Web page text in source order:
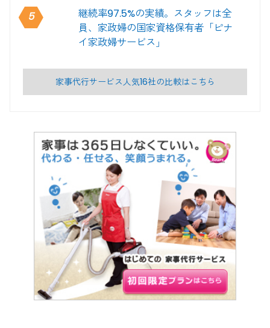
5
継続率97.5%の実績。スタッフは全
員、家政婦の国家資格保有者「ピナ
イ家政婦サービス」
家事代行サービス人気16社の比較はこちら